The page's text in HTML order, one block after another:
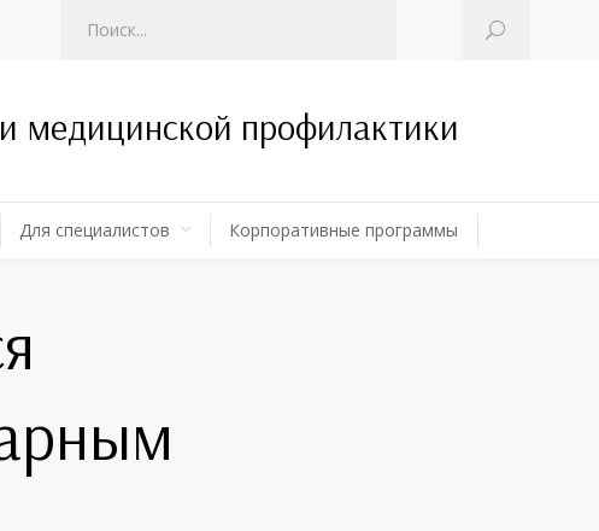
медицинской профилактики
Для специалистов Корпоративные программы